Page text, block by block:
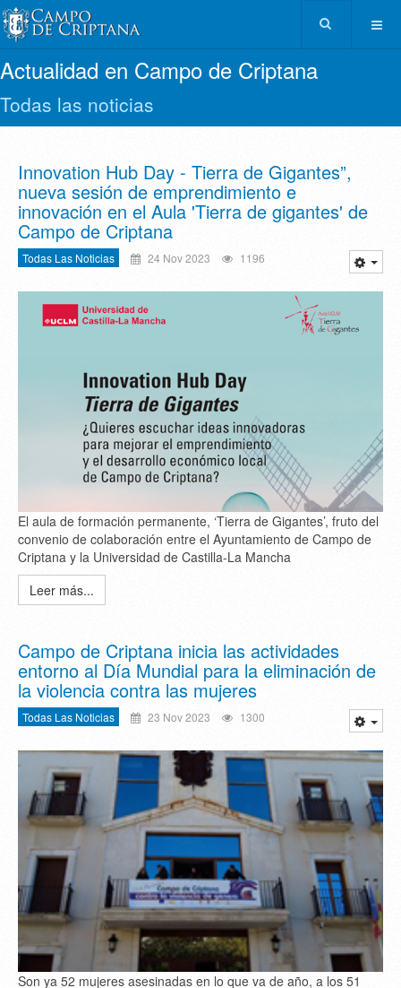
Actualidad en Campo de Criptana
Todas las noticias
Innovation Hub Day - Tierra de Gigantes”,
nueva sesión de emprendimiento e
innovación en el Aula 'Tierra de gigantes' de
Campo de Criptana
Todas Las Noticias 24 Nov 2023 1196
El aula de formación permanente, ‘Tierra de Gigantes’, fruto del
convenio de colaboración entre el Ayuntamiento de Campo de
Criptana y la Universidad de Castilla-La Mancha
Leer más...
Campo de Criptana inicia las actividades
entorno al Día Mundial para la eliminación de
la violencia contra las mujeres
Todas Las Noticias 23 Nov 2023 1300
Son ya 52 mujeres asesinadas en lo que va de año, a los 51